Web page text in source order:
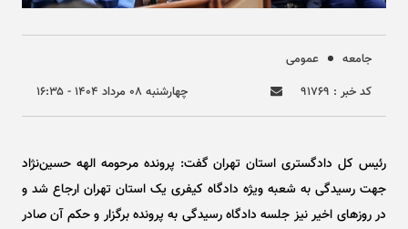
جامعه
عمومی
کد خبر : ۹۱۷۶۹
چهارشنبه ۰۸ مرداد ۱۴۰۴ - ۱۶:۳۵
رئیس کل دادگستری استان تهران گفت: پرونده مرحومه الهه حسین‌نژاد
جهت رسیدگی به شعبه ویژه دادگاه کیفری یک استان تهران ارجاع شد و
در روز‌های اخیر نیز جلسه دادگاه رسیدگی به پرونده برگزار و حکم آن صادر